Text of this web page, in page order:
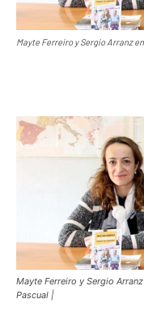
Mayte Ferreiro y Sergio Arranz
Mayte Ferreiro y Sergio
Pascual |